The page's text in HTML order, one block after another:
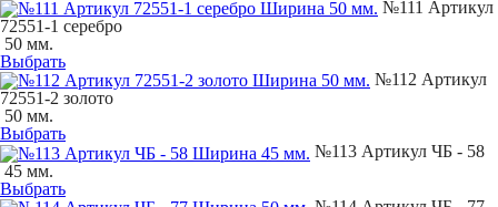
№111 Артикул
72551-1 серебро
50 мм.
Выбрать
№112 Артикул
72551-2 золото
50 мм.
Выбрать
№113 Артикул ЧБ - 58
45 мм.
Выбрать